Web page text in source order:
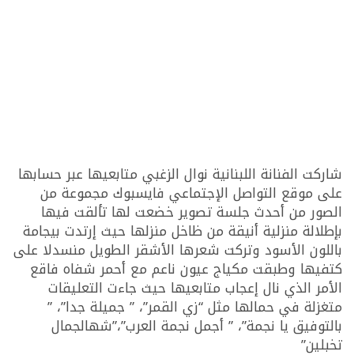
شاركت الفنانة اللبنانية نوال الزغبي متابعيها عبر حسابها
على موقع التواصل الإجتماعي فايسبوك مجموعة من
الصور من أحدث جلسة تصوير خضعت لها تألقت فيها
بإطلالة منزلية أنيقة من ظاخل منزلها حيث إرتدت بيجامة
باللون الأسود وتركت شعرها الأشقر الطويل منسدلا على
كتفيها وطبقت مكياج عيون ناعم مع أحمر شفاه فاقع
الأمر الذي نال إعجاب متابعيها حيث جاءت التعليقات
متغزلة في حمالها مثل “زي القمر”، ” جميلة جدا”، ”
بالتوفيق يا نجمة”، ” أجمل نجمة العرب”،”شهالجمال
تخبلين”